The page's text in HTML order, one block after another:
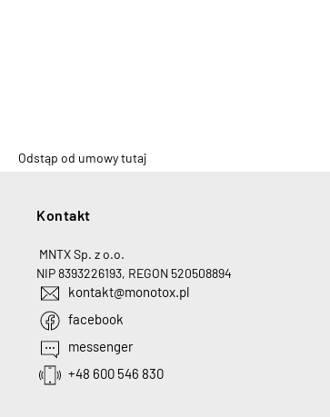
Odstąp od umowy tutaj
Kontakt
MNTX Sp. z o.o.
NIP 8393226193, REGON 520508894
kontakt@monotox.pl
facebook
messenger
+48 600 546 830